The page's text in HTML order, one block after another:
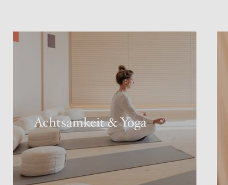
Achtsamkeit & Yoga